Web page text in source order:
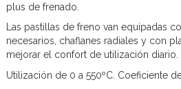
plus de frenado.
Las pastillas de freno van equipadas
necesarios, chaflanes radiales y con
mejorar el confort de utilización diario.
Utilización de 0 a 550ºC. Coeficiente